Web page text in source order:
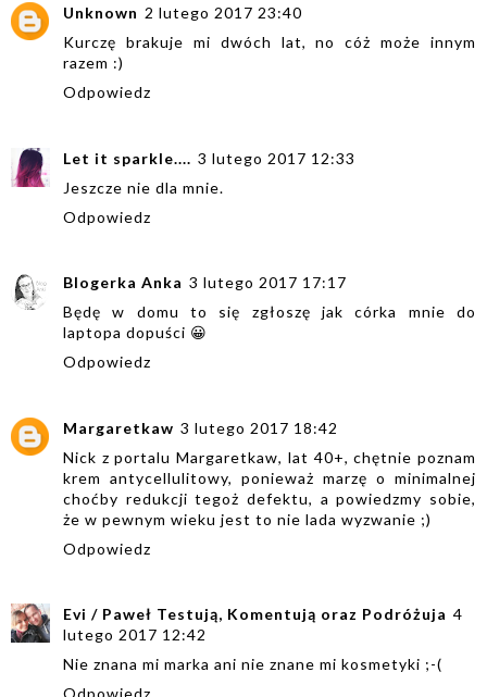
Unknown 2 lutego 2017 23:40
Kurczę brakuje mi dwóch lat, no cóż może innym
razem :)
Odpowiedz
Let it sparkle.... 3 lutego 2017 12:33
Jeszcze nie dla mnie.
Odpowiedz
Blogerka Anka 3 lutego 2017 17:17
Będę w domu to się zgłoszę jak córka mnie do
laptopa dopuści 😀
Odpowiedz
Margaretkaw 3 lutego 2017 18:42
Nick z portalu Margaretkaw, lat 40+, chętnie poznam
krem antycellulitowy, ponieważ marzę o minimalnej
choćby redukcji tegoż defektu, a powiedzmy sobie,
że w pewnym wieku jest to nie lada wyzwanie ;)
Odpowiedz
Evi / Paweł Testują, Komentują oraz Podróżuja 4
lutego 2017 12:42
Nie znana mi marka ani nie znane mi kosmetyki ;-(